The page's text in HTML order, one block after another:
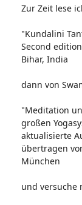
Zur Zeit lese
"Kundalini
Second
Bihar, India
dann von
"Meditation
großen
aktualisierte
übertragen
München
und versuche